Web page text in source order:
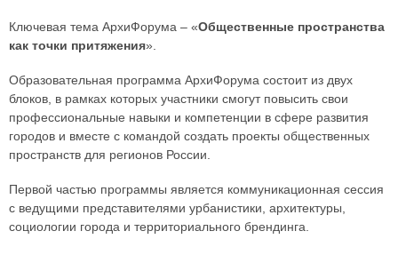
Ключевая тема АрхиФорума – «Общественные пространства
как точки притяжения».
Образовательная программа АрхиФорума состоит из двух
блоков, в рамках которых участники смогут повысить свои
профессиональные навыки и компетенции в сфере развития
городов и вместе с командой создать проекты общественных
пространств для регионов России.
Первой частью программы является коммуникационная сессия
с ведущими представителями урбанистики, архитектуры,
социологии города и территориального брендинга.